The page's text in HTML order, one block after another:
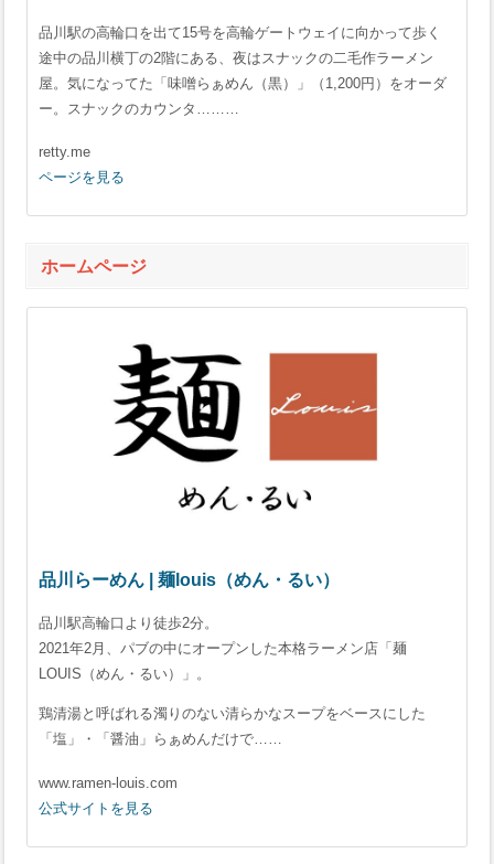
品川駅の高輪口を出て15号を高輪ゲートウェイに向かって歩く
途中の品川横丁の2階にある、夜はスナックの二毛作ラーメン
屋。気になってた「味噌らぁめん（黒）」（1,200円）をオーダ
ー。スナックのカウンタ………
retty.me
ページを見る
ホームページ
品川らーめん | 麺louis（めん・るい）
品川駅高輪口より徒歩2分。
2021年2月、パブの中にオープンした本格ラーメン店「麺
LOUIS（めん・るい）」。
鶏清湯と呼ばれる濁りのない清らかなスープをベースにした
「塩」・「醤油」らぁめんだけで……
www.ramen-louis.com
公式サイトを見る